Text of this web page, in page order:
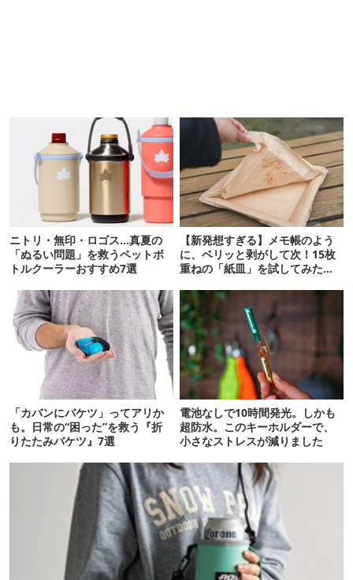
ニトリ・無印・ロゴス…真夏の
「ぬるい問題」を救うペットボ
トルクーラーおすすめ7選
【新発想すぎる】メモ帳のよう
に、ベリッと剥がして次！15枚
重ねの「紙皿」を試してみた
「カバンにバケツ」ってアリか
も。日常の“困った”を救う『折
りたたみバケツ』7選
電池なしで10時間発光。しかも
超防水。このキーホルダーで、
小さなストレスが減りました